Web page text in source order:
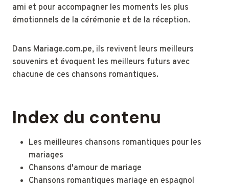
ami et pour accompagner les moments les plus
émotionnels de la cérémonie et de la réception.
Dans Mariage.com.pe, ils revivent leurs meilleurs
souvenirs et évoquent les meilleurs futurs avec
chacune de ces chansons romantiques.
Index du contenu
Les meilleures chansons romantiques pour les
mariages
Chansons d'amour de mariage
Chansons romantiques mariage en espagnol